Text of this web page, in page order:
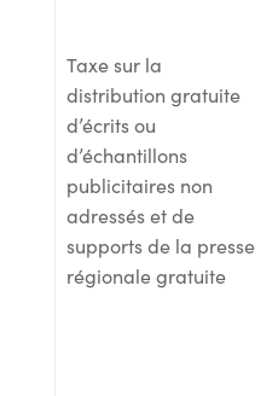
Taxe sur la
distribution gratuite
d’écrits ou
d’échantillons
publicitaires non
adressés et de
supports de la presse
régionale gratuite